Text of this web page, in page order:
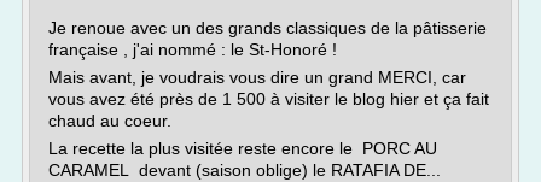
Je renoue avec un des grands classiques de la pâtisserie
française , j'ai nommé : le St-Honoré !
Mais avant, je voudrais vous dire un grand MERCI, car
vous avez été près de 1 500 à visiter le blog hier et ça fait
chaud au coeur.
La recette la plus visitée reste encore le PORC AU
CARAMEL devant (saison oblige) le RATAFIA DE...